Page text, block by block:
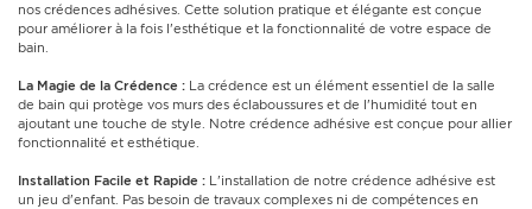
nos crédences adhésives. Cette solution pratique et élégante est conçue
pour améliorer à la fois l'esthétique et la fonctionnalité de votre espace de
bain.
La Magie de la Crédence : La crédence est un élément essentiel de la salle
de bain qui protège vos murs des éclaboussures et de l'humidité tout en
ajoutant une touche de style. Notre crédence adhésive est conçue pour allier
fonctionnalité et esthétique.
Installation Facile et Rapide : L'installation de notre crédence adhésive est
un jeu d'enfant. Pas besoin de travaux complexes ni de compétences en